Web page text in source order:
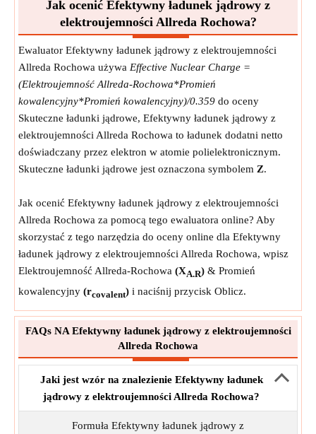
Jak ocenić Efektywny ładunek jądrowy z
elektroujemności Allreda Rochowa?
Ewaluator Efektywny ładunek jądrowy z elektroujemności
Allreda Rochowa używa Effective Nuclear Charge =
(Elektroujemność Allreda-Rochowa*Promień
kowalencyjny*Promień kowalencyjny)/0.359 do oceny
Skuteczne ładunki jądrowe, Efektywny ładunek jądrowy z
elektroujemności Allreda Rochowa to ładunek dodatni netto
doświadczany przez elektron w atomie polielektronicznym.
Skuteczne ładunki jądrowe jest oznaczona symbolem Z.
Jak ocenić Efektywny ładunek jądrowy z elektroujemności
Allreda Rochowa za pomocą tego ewaluatora online? Aby
skorzystać z tego narzędzia do oceny online dla Efektywny
ładunek jądrowy z elektroujemności Allreda Rochowa, wpisz
Elektroujemność Allreda-Rochowa (XA.R) & Promień
kowalencyjny (rcovalent) i naciśnij przycisk Oblicz.
FAQs NA Efektywny ładunek jądrowy z elektroujemności
Allreda Rochowa
Jaki jest wzór na znalezienie Efektywny ładunek
jądrowy z elektroujemności Allreda Rochowa?
Formuła Efektywny ładunek jądrowy z